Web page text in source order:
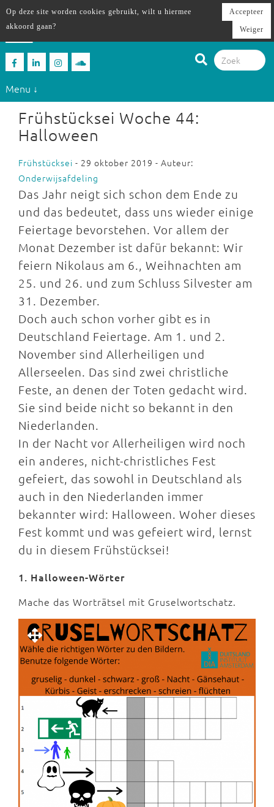
Menu ↓
Frühstücksei Woche 44:
Halloween
Frühstücksei - 29 oktober 2019 - Auteur:
Onderwijsafdeling
Das Jahr neigt sich schon dem Ende zu
und das bedeutet, dass uns wieder einige
Feiertage bevorstehen. Vor allem der
Monat Dezember ist dafür bekannt: Wir
feiern Nikolaus am 6., Weihnachten am
25. und 26. und zum Schluss Silvester am
31. Dezember.
Doch auch schon vorher gibt es in
Deutschland Feiertage. Am 1. und 2.
November sind Allerheiligen und
Allerseelen. Das sind zwei christliche
Feste, an denen der Toten gedacht wird.
Sie sind beide nicht so bekannt in den
Niederlanden.
In der Nacht vor Allerheiligen wird noch
ein anderes, nicht-christliches Fest
gefeiert, das sowohl in Deutschland als
auch in den Niederlanden immer
bekannter wird: Halloween. Woher dieses
Fest kommt und was gefeiert wird, lernst
du in diesem Frühstücksei!
1. Halloween-Wörter
Mache das Worträtsel mit Gruselwortschatz.
Op deze site worden cookies gebruikt, wilt u hiermee
akkoord gaan?
Accepteer
Weiger